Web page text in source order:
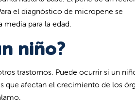
el diagnóstico de micropene se
para la edad.
niño?
trastornos. Puede ocurrir si un
que afectan el crecimiento de los